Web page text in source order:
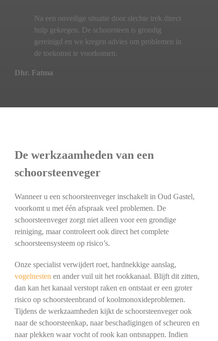
Na een onveilige situatie door slechte trek direct
hulp gekregen. De schoorsteen is grondig
gereinigd en we kregen advies om problemen in
de toekomst te voorkomen.
Dhr. Fatma
De werkzaamheden van een
schoorsteenveger
Wanneer u een schoorsteenveger inschakelt in Oud Gastel,
voorkomt u met één afspraak veel problemen. De
schoorsteenveger zorgt niet alleen voor een grondige
reiniging, maar controleert ook direct het complete
schoorsteensysteem op risico’s.
Onze specialist verwijdert roet, hardnekkige aanslag,
vogelnesten en ander vuil uit het rookkanaal. Blijft dit zitten,
dan kan het kanaal verstopt raken en ontstaat er een groter
risico op schoorsteenbrand of koolmonoxideproblemen.
Tijdens de werkzaamheden kijkt de schoorsteenveger ook
naar de schoorsteenkap, naar beschadigingen of scheuren en
naar plekken waar vocht of rook kan ontsnappen. Indien